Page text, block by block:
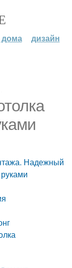
дизайн
Надежный